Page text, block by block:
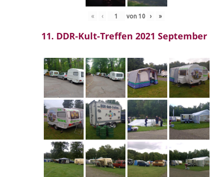
« ‹ von 10 › »
11. DDR-Kult-Treffen 2021 September